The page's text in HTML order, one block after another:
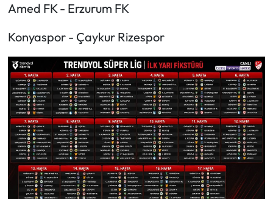
Amed FK - Erzurum FK
Konyaspor - Çaykur Rizespor